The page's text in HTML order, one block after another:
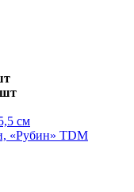
см
«Рубин» TDM